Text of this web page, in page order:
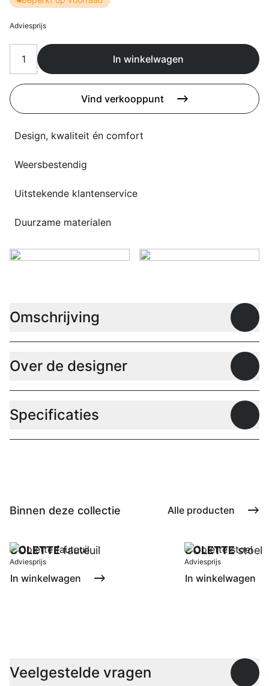
Overig
Contact
3D modellen
Support
Over ons
Taalkeuze
Adviesprijs
In winkelwagen
Vind verkooppunt
Design, kwaliteit én comfort
Weersbestendig
Uitstekende klantenservice
Duurzame materialen
Omschrijving
Over de designer
Specificaties
Binnen deze collectie Alle producten
COLETTEfauteuil
Adviesprijs
In winkelwagen
COLETTEstoel
Adviesprijs
In winkelwagen
Veelgestelde vragen